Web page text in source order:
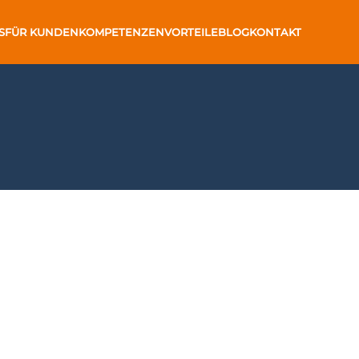
FÜR KUNDENKOMPETENZENVORTEILEBLOGKONTAKT